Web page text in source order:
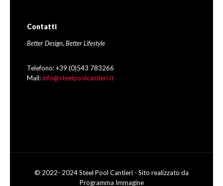
Contatti
Better Design, Better Lifestyle
Telefono: +39 (0)543 783266
Mail:info@steelpoolcantieri.it
© 2022- 2024 Steel Pool Cantieri - Sito realizzato da
Programma Immagine